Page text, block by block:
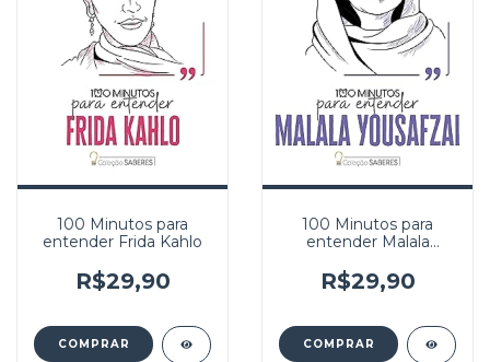
100 Minutos para
entender Frida Kahlo
R$29,90
100 Minutos para
entender Malala
R$29,90